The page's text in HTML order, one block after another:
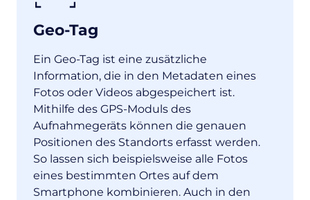
Geo-Tag
Ein Geo-Tag ist eine zusätzliche
Information, die in den Metadaten eines
Fotos oder Videos abgespeichert ist.
Mithilfe des GPS-Moduls des
Aufnahmegeräts können die genauen
Positionen des Standorts erfasst werden.
So lassen sich beispielsweise alle Fotos
eines bestimmten Ortes auf dem
Smartphone kombinieren. Auch in den